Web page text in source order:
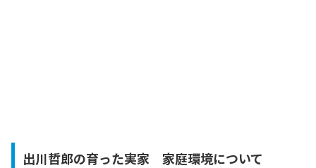
出川哲郎の育った実家 家庭環境について